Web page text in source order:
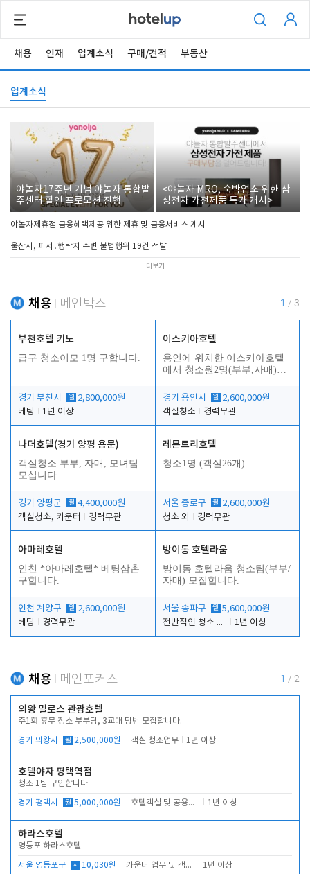
채용 인재 업계소식 구매/견적 부동산
업계소식
야놀자17주년 기념 야놀자 통합발
주센터 할인 프로모션 진행
<야놀자 MRO, 숙박업소 위한 삼
성전자 가전제품 특가 개시>
야놀자제휴점 금융혜택제공 위한 제휴 및 금융서비스 게시
울산시, 피서․행락지 주변 불법행위 19건 적발
더보기
채용 메인박스 1 / 3
부천호텔 키노
급구 청소이모 1명 구합니다.
경기 부천시 월 2,800,000원
베팅
1년 이상
이스키아호텔
용인에 위치한 이스키아호텔
에서 청소원2명(부부,자매)을
경기 용인시
월 2,600,000원
객실청소
경력무관
나더호텔(경기 양평 용문)
객실청소 부부, 자매, 모녀팀
모십니다.
경기 양평군 월 4,400,000원
객실청소, 카운터
경력무관
레몬트리호텔
청소1명 (객실26개)
서울 종로구 월 2,600,000원
청소 외
경력무관
아마레호텔
인천 *아마레호텔* 베팅삼촌
구합니다.
인천 계양구 월 2,600,000원
베팅
경력무관
방이동 호텔라움
방이동 호텔라움 청소팀(부부/
자매) 모집합니다.
서울 송파구 월 5,600,000원
전반적인 청소 업무(객실청소.객실정리)
1년 이상
채용 메인포커스 1 / 2
의왕 밀로스 관광호텔
주1회 휴무 청소 부부팀, 3교대 당번 모집합니다.
경기 의왕시 월 2,500,000원 객실 청소업무 1년 이상
호텔야자 평택역점
청소 1팀 구인합니다
경기 평택시 월 5,000,000원 호텔객실 및 공용시설 청소 관리 1년 이상
하라스호텔
영등포 하라스호텔
서울 영등포구 시 10,030원 카운터 업무 및 객실관리(청소상태 확인, 객실판매) 1년 이상